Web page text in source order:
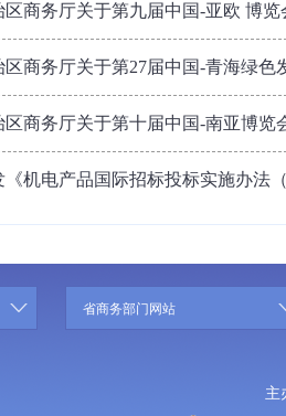
区商务厅关于第九届中国-亚欧 博
区商务厅关于第27届中国-青海绿色
区商务厅关于第十届中国-南亚博览
《机电产品国际招标投标实施办法
省商务部门网站
主